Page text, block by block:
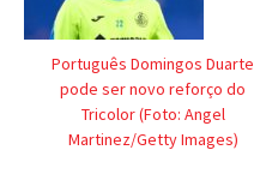
Português Domingos Duarte
pode ser novo reforço do
Tricolor (Foto: Angel
Martinez/Getty Images)